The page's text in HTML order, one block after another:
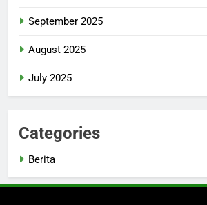
September 2025
August 2025
July 2025
Categories
Berita